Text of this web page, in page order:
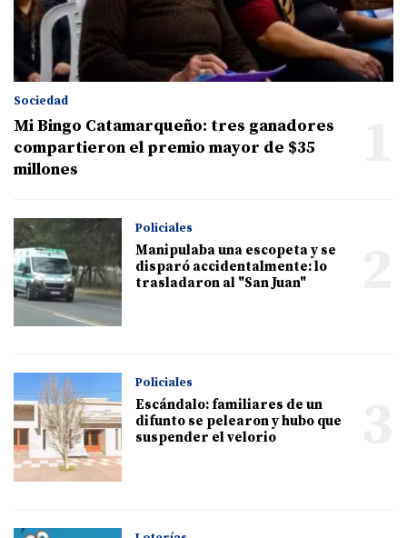
Sociedad
Mi Bingo Catamarqueño: tres ganadores
compartieron el premio mayor de $35
millones
Policiales
Manipulaba una escopeta y se
disparó accidentalmente: lo
trasladaron al "San Juan"
Policiales
Escándalo: familiares de un
difunto se pelearon y hubo que
suspender el velorio